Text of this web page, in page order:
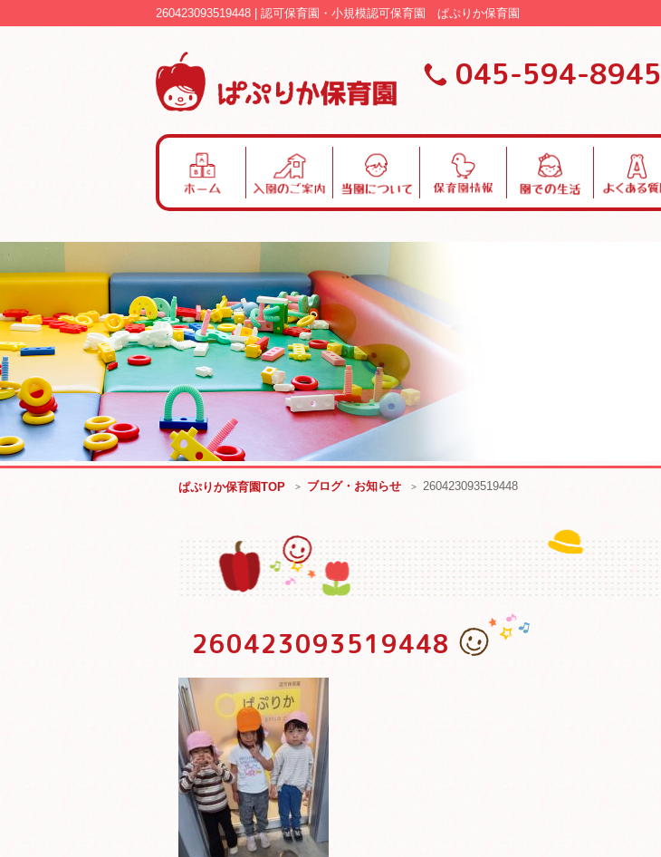
260423093519448 | 認可保育園・小規模認可保育園 ぱぷりか保育園
045-594-8945
の
ご
内
に
つ
て
情
生
あ
る
ぱぷりか保育園TOP ブログ・お知らせ 260423093519448
260423093519448